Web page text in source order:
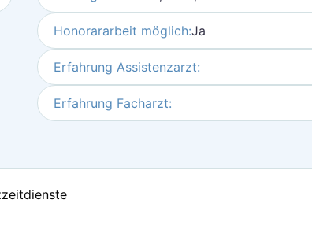
Honorararbeit möglich:Ja
Erfahrung Assistenzarzt:
Erfahrung Facharzt: